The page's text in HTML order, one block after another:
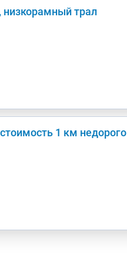
низкорамный трал
1 км недорого